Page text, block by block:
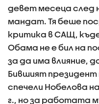
девет месеца след
мандат. Тя беше
критика в САЩ,
Обама не е бил на
за да има влияние,
Бившият
спечели Нобелова
г., но за работата